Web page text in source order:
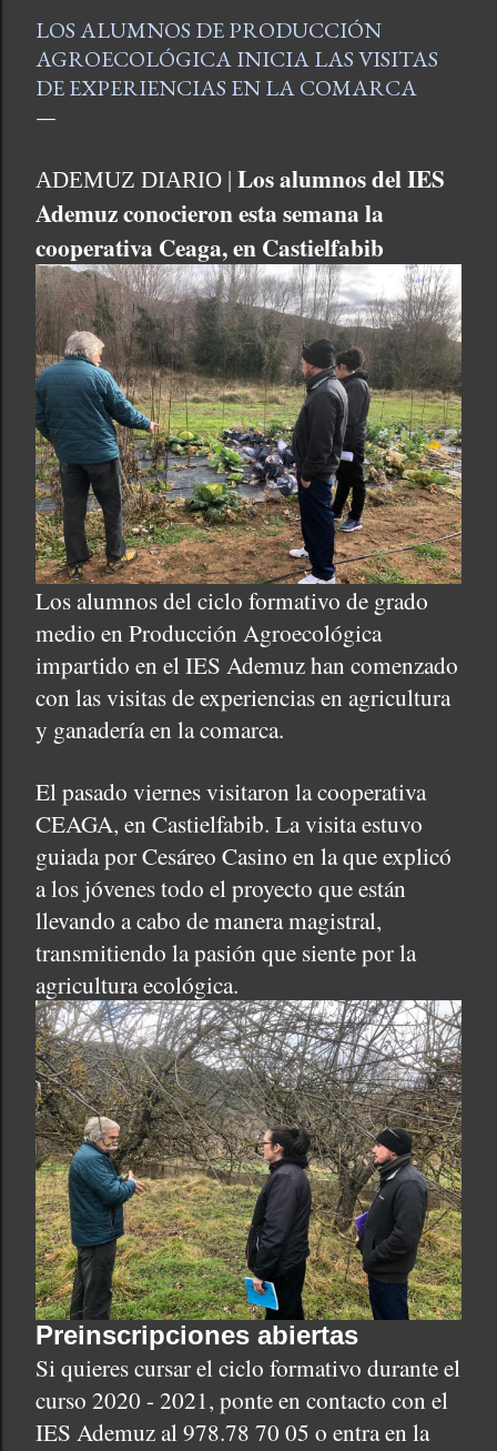
LOS ALUMNOS DE PRODUCCIÓN
AGROECOLÓGICA INICIA LAS VISITAS
DE EXPERIENCIAS EN LA COMARCA
ADEMUZ DIARIO | Los alumnos del IES
Ademuz conocieron esta semana la
cooperativa Ceaga, en Castielfabib
Los alumnos del ciclo formativo de grado
medio en Producción Agroecológica
impartido en el IES Ademuz han comenzado
con las visitas de experiencias en agricultura
y ganadería en la comarca.
El pasado viernes visitaron la cooperativa
CEAGA, en Castielfabib. La visita estuvo
guiada por Cesáreo Casino en la que explicó
a los jóvenes todo el proyecto que están
llevando a cabo de manera magistral,
transmitiendo la pasión que siente por la
agricultura ecológica.
Preinscripciones abiertas
Si quieres cursar el ciclo formativo durante el
curso 2020 - 2021, ponte en contacto con el
IES Ademuz al978.78 70 05 o entra en la